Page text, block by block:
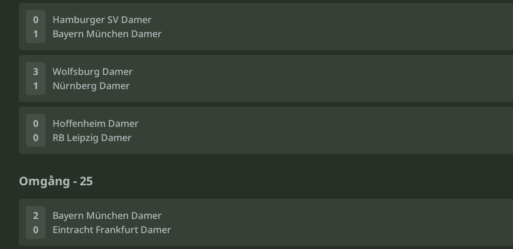
0
1
Hamburger SV Damer
Bayern München Damer
3
1
Wolfsburg Damer
Nürnberg Damer
0
0
Hoffenheim Damer
RB Leipzig Damer
Omgång - 25
2
0
Bayern München Damer
Eintracht Frankfurt Damer